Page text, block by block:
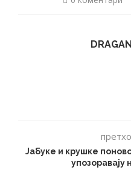
Јабуке и крушке
упозоравају